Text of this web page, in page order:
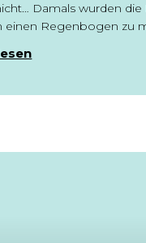
Damals wurden die
einen Regenbogen zu